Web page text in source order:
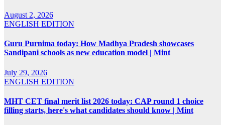
August 2, 2026
ENGLISH EDITION
Guru Purnima today: How Madhya Pradesh showcases
Sandipani schools as new education model | Mint
July 29, 2026
ENGLISH EDITION
MHT CET final merit list 2026 today: CAP round 1 choice
filling starts, here's what candidates should know | Mint